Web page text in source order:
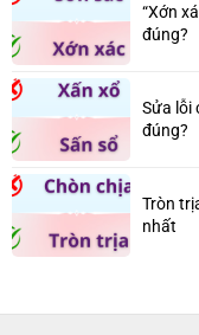
“Xớn
đúng?
Sửa lỗi
đúng?
Tròn
nhất